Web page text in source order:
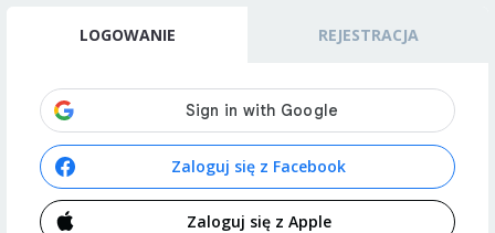
LOGOWANIE REJESTRACJA
Zaloguj się z Facebook
Zaloguj się z Apple